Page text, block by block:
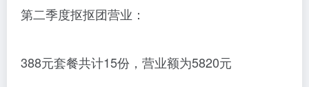
第二季度抠抠团营业：
388元套餐共计15份，营业额为5820元